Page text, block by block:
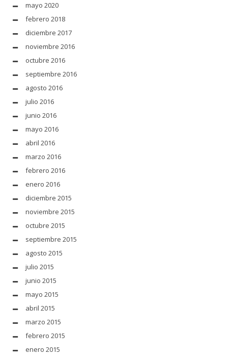
mayo 2020
febrero 2018
diciembre 2017
noviembre 2016
octubre 2016
septiembre 2016
agosto 2016
julio 2016
junio 2016
mayo 2016
abril 2016
marzo 2016
febrero 2016
enero 2016
diciembre 2015
noviembre 2015
octubre 2015
septiembre 2015
agosto 2015
julio 2015
junio 2015
mayo 2015
abril 2015
marzo 2015
febrero 2015
enero 2015